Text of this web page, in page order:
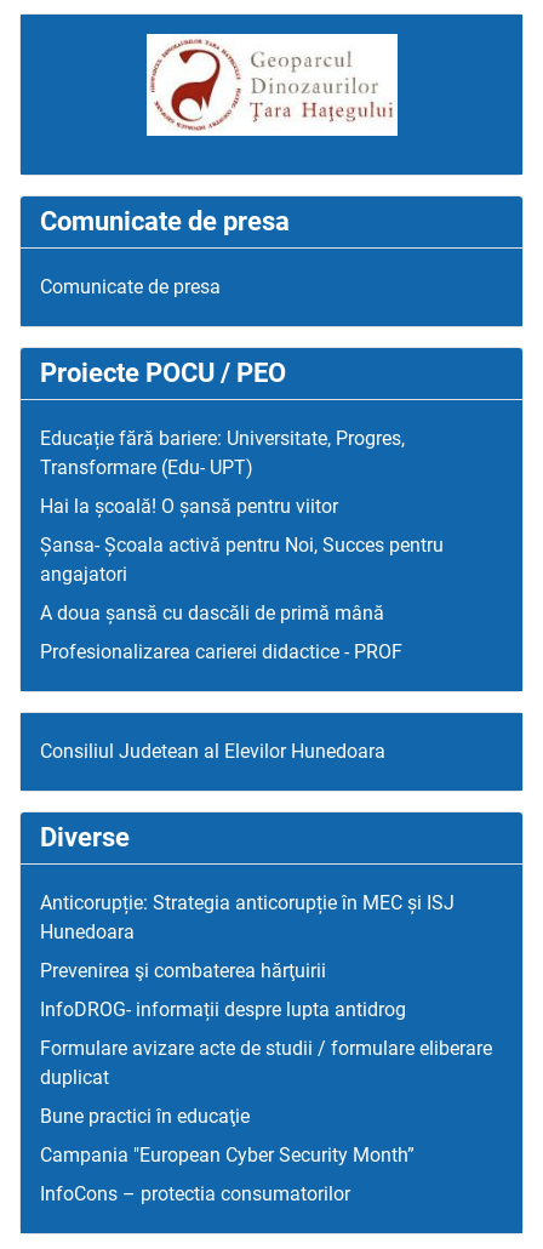
Comunicate de presa
Comunicate de presa
Proiecte POCU / PEO
Educație fără bariere: Universitate, Progres,
Transformare (Edu- UPT)
Hai la școală! O șansă pentru viitor
Șansa- Școala activă pentru Noi, Succes pentru
angajatori
A doua șansă cu dascăli de primă mână
Profesionalizarea carierei didactice - PROF
Consiliul Judetean al Elevilor Hunedoara
Diverse
Anticorupție: Strategia anticorupție în MEC și ISJ
Hunedoara
Prevenirea şi combaterea hărţuirii
InfoDROG- informații despre lupta antidrog
Formulare avizare acte de studii / formulare eliberare
duplicat
Bune practici în educaţie
Campania "European Cyber Security Month”
InfoCons – protectia consumatorilor